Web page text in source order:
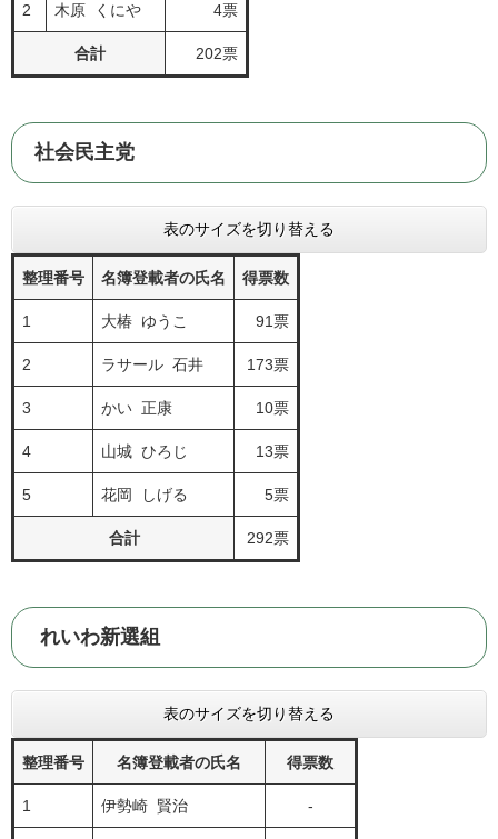
2 木原 くにや 4票
合計 202票
社会民主党
表のサイズを切り替える
整理番号 名簿登載者の氏名 得票数
1 大椿 ゆうこ 91票
2 ラサール 石井 173票
3 かい 正康 10票
4 山城 ひろじ 13票
5 花岡 しげる 5票
合計 292票
れいわ新選組
表のサイズを切り替える
整理番号 名簿登載者の氏名 得票数
1 伊勢崎 賢治 -